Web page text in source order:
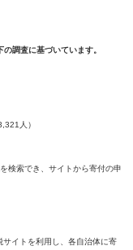
調査に基づいています。
人）
検索でき、サイトから寄付の申
イトを利用し、各自治体に寄